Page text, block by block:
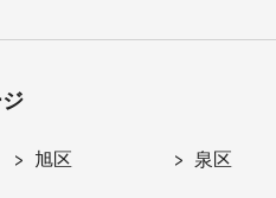
旭区 泉区